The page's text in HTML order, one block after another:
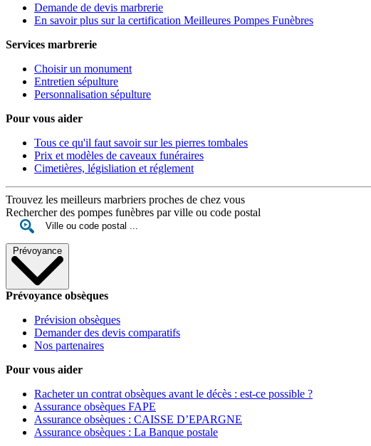
Demande de devis marbrerie
En savoir plus sur la certification Meilleures Pompes Funèbres
Services marbrerie
Choisir un monument
Entretien sépulture
Personnalisation sépulture
Pour vous aider
Tous ce qu'il faut savoir sur les pierres tombales
Prix et modèles de caveaux funéraires
Cimetières, législiation et réglement
Trouvez les meilleurs marbriers proches de chez vous
Rechercher des pompes funèbres par ville ou code postal
Prévoyance
Prévoyance obsèques
Prévision obsèques
Demander des devis comparatifs
Nos partenaires
Pour vous aider
Racheter un contrat obsèques avant le décès : est-ce possible ?
Assurance obsèques FAPE
Assurance obsèques : CAISSE D’EPARGNE
Assurance obsèques : La Banque postale